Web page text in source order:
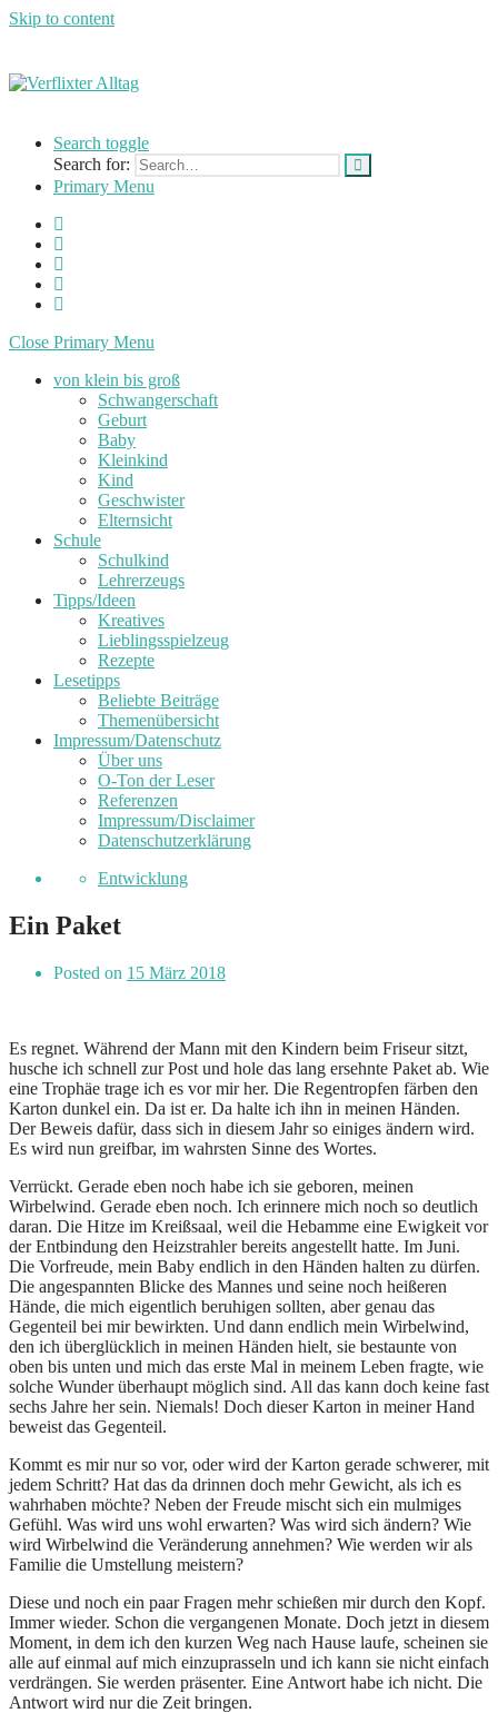
Skip to content
Alltag
einer
Mutter
Lehrerin
Search toggle
Search for:
Primary Menu
Close Primary Menu
von klein bis groß
Schwangerschaft
Geburt
Baby
Kleinkind
Kind
Geschwister
Elternsicht
Schule
Schulkind
Lehrerzeugs
Tipps/Ideen
Kreatives
Lieblingsspielzeug
Rezepte
Lesetipps
Beliebte Beiträge
Themenübersicht
Impressum/Datenschutz
Über uns
O-Ton der Leser
Referenzen
Impressum/Disclaimer
Datenschutzerklärung
Entwicklung
Ein Paket
Posted on 15 März 2018
Es regnet. Während der Mann mit den Kindern beim Friseur sitzt,
husche ich schnell zur Post und hole das lang ersehnte Paket ab. Wie
eine Trophäe trage ich es vor mir her. Die Regentropfen färben den
Karton dunkel ein. Da ist er. Da halte ich ihn in meinen Händen.
Der Beweis dafür, dass sich in diesem Jahr so einiges ändern wird.
Es wird nun greifbar, im wahrsten Sinne des Wortes.
Verrückt. Gerade eben noch habe ich sie geboren, meinen
Wirbelwind. Gerade eben noch. Ich erinnere mich noch so deutlich
daran. Die Hitze im Kreißsaal, weil die Hebamme eine Ewigkeit vor
der Entbindung den Heizstrahler bereits angestellt hatte. Im Juni.
Die Vorfreude, mein Baby endlich in den Händen halten zu dürfen.
Die angespannten Blicke des Mannes und seine noch heißeren
Hände, die mich eigentlich beruhigen sollten, aber genau das
Gegenteil bei mir bewirkten. Und dann endlich mein Wirbelwind,
den ich überglücklich in meinen Händen hielt, sie bestaunte von
oben bis unten und mich das erste Mal in meinem Leben fragte, wie
solche Wunder überhaupt möglich sind. All das kann doch keine fast
sechs Jahre her sein. Niemals! Doch dieser Karton in meiner Hand
beweist das Gegenteil.
Kommt es mir nur so vor, oder wird der Karton gerade schwerer, mit
jedem Schritt? Hat das da drinnen doch mehr Gewicht, als ich es
wahrhaben möchte? Neben der Freude mischt sich ein mulmiges
Gefühl. Was wird uns wohl erwarten? Was wird sich ändern? Wie
wird Wirbelwind die Veränderung annehmen? Wie werden wir als
Familie die Umstellung meistern?
Diese und noch ein paar Fragen mehr schießen mir durch den Kopf.
Immer wieder. Schon die vergangenen Monate. Doch jetzt in diesem
Moment, in dem ich den kurzen Weg nach Hause laufe, scheinen sie
alle auf einmal auf mich einzuprasseln und ich kann sie nicht einfach
verdrängen. Sie werden präsenter. Eine Antwort habe ich nicht. Die
Antwort wird nur die Zeit bringen.